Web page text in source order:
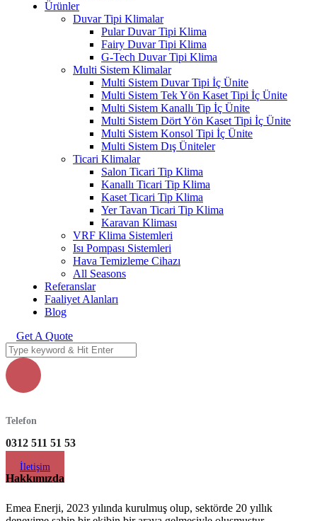
Ürünler
Duvar Tipi Klimalar
Pular Duvar Tipi Klima
Fairy Duvar Tipi Klima
G-Tech Duvar Tipi Klima
Multi Sistem Klimalar
Multi Sistem Duvar Tipi İç Ünite
Multi Sistem Tek Yön Kaset Tipi İç Ünite
Multi Sistem Kanallı Tip İç Ünite
Multi Sistem Dört Yön Kaset Tipi İç Ünite
Multi Sistem Konsol Tipi İç Ünite
Multi Sistem Dış Üniteler
Ticari Klimalar
Salon Ticari Tip Klima
Kanallı Ticari Tip Klima
Kaset Ticari Tip Klima
Yer Tavan Ticari Tip Klima
Karavan Kliması
VRF Klima Sistemleri
Isı Pompası Sistemleri
Hava Temizleme Cihazı
All Seasons
Referanslar
Faaliyet Alanları
Blog
Get A Quote
Telefon
0312 511 51 53
İletişim
Hakkımızda
Emea Enerji, 2023 yılında kurulmuş olup, sektörde 20 yıllık